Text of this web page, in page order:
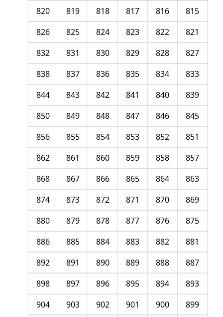
815
816
817
818
819
820
821
822
823
824
825
826
827
828
829
830
831
832
833
834
835
836
837
838
839
840
841
842
843
844
845
846
847
848
849
850
851
852
853
854
855
856
857
858
859
860
861
862
863
864
865
866
867
868
869
870
871
872
873
874
875
876
877
878
879
880
881
882
883
884
885
886
887
888
889
890
891
892
893
894
895
896
897
898
899
900
901
902
903
904